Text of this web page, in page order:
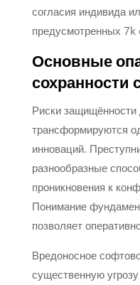
согласия индивида
предусмотренных 7k
Основные
сохранности
Риски защищённости
трансформируются
инноваций.
разнообразные
проникновения к
Понимание
позволяет
Вредоносное
существенную